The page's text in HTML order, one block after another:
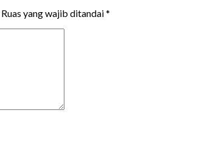
Ruas yang wajib ditandai*